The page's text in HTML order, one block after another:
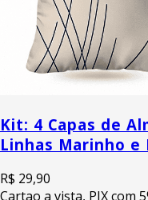
Kit: 4 Capas de
Linhas Marinho e
R$ 29,90
Cartao a vista, PIX com